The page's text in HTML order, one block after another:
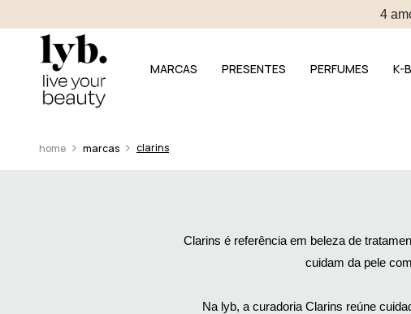
4
MARCAS PRESENTES PERFUMES K-
marcas clarins
Clarins é referência em beleza de
cuidam da pele
Na lyb, a curadoria Clarins reúne